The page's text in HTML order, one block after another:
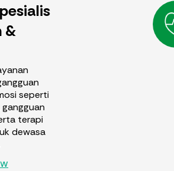
&
seperti
terapi
dewasa